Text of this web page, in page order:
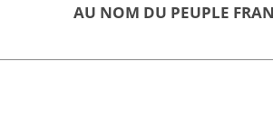
AU NOM DU PEUPLE